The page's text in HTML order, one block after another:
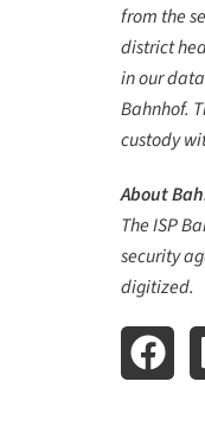
from the
district
in our
Bahnhof.
custody
About
The ISP
security
digitized.